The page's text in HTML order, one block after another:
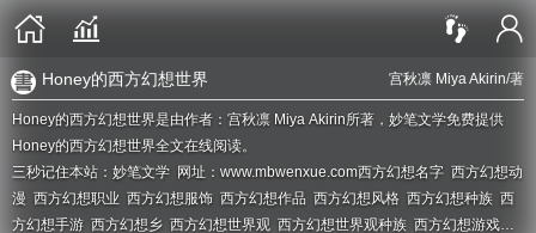
宫秋凛 Miya Akirin/著
Honey的西方幻想世界
Honey的西方幻想世界是由作者：宫秋凛 Miya Akirin所著，妙笔文学免费提供
Honey的西方幻想世界全文在线阅读。
三秒记住本站：妙笔文学 网址：www.mbwenxue.com西方幻想名字 西方幻想动
漫 西方幻想职业 西方幻想服饰 西方幻想作品 西方幻想风格 西方幻想种族 西
方幻想手游 西方幻想乡 西方幻想世界观 西方幻想世界观种族 西方幻想游戏技